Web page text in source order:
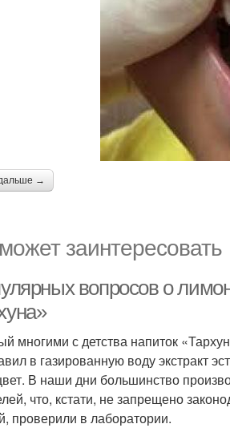
→
заинтересовать
вопросов о
многими с детства напиток
в газированную воду экстракт
В наши дни большинство
что, кстати, не запрещено
проверили в лаборатории.